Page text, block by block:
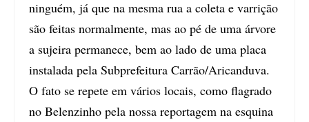
ninguém, já que na mesma rua a coleta e varrição
são feitas normalmente, mas ao pé de uma árvore
a sujeira permanece, bem ao lado de umaplaca
instalada pela Subprefeitura Carrão/Aricanduva.
O fato se repete em vários locais, como flagrado
no Belenzinho pela nossa reportagem na esquina